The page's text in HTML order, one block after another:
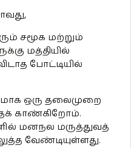
சமூக மற்றும்
மத்தியில்
போட்டியில்
ஒரு தலைமுறை
காண்கிறோம்.
மனநல மருத்துவத்
வேண்டியுள்ளது.